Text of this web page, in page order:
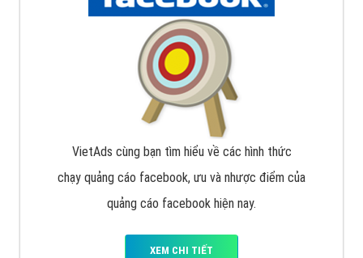
VietAds cùng bạn tìm hiểu về các hình thức
chạy quảng cáo facebook, ưu và nhược điểm của
quảng cáo facebook hiện nay.
XEM CHI TIẾT